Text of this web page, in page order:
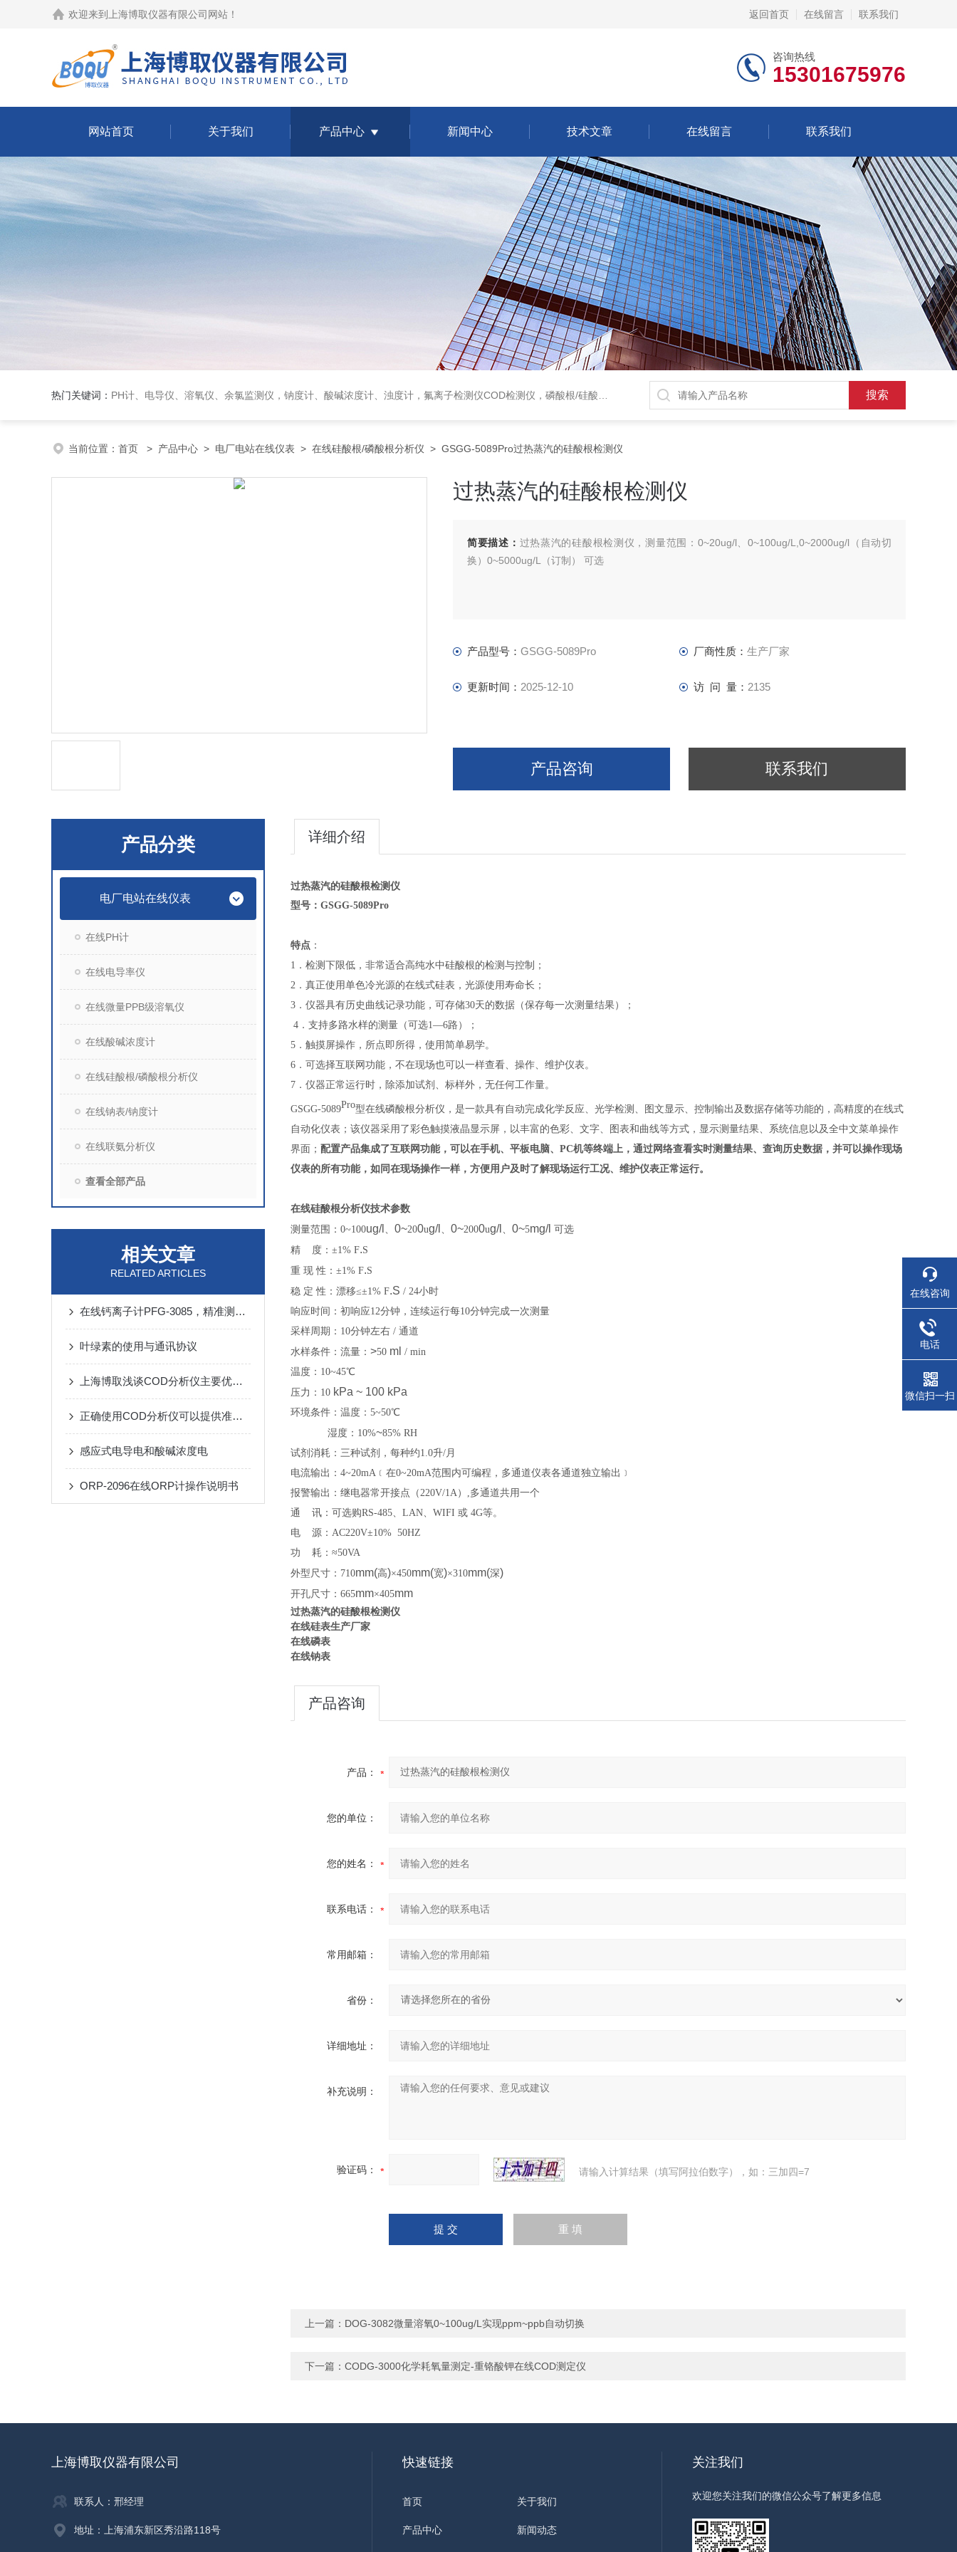
欢迎来到 上海博取仪器有限公司网站 ！ 返回首页 在线留言 联系我们
咨询热线
15301675976
网站首页 关于我们 产品中心 新闻中心 技术文章 在线留言 联系我们
热门关键词： PH计、电导仪、溶氧仪、余氯监测仪，钠度计、酸碱浓度计、浊度计，氟离子检测仪COD检测仪，磷酸根/硅酸根分析仪，PH电极、溶氧电极、电导电极
当前位置： 首页 > 产品中心 > 电厂电站在线仪表 > 在线硅酸根/磷酸根分析仪 > GSGG-5089Pro过热蒸汽的硅酸根检测仪
过热蒸汽的硅酸根检测仪
简要描述： 过热蒸汽的硅酸根检测仪，测量范围：0~20ug/l、0~100ug/L,0~2000ug/l（自动切
换）0~5000ug/L（订制） 可选
产品型号： GSGG-5089Pro 厂商性质： 生产厂家
更新时间： 2025-12-10 访 问 量： 2135
产品咨询 联系我们
产品分类
电厂电站在线仪表
在线PH计
在线电导率仪
在线微量PPB级溶氧仪
在线酸碱浓度计
在线硅酸根/磷酸根分析仪
在线钠表/钠度计
在线联氨分析仪
查看全部产品
相关文章
RELATED ARTICLES
在线钙离子计PFG-3085，精准测量，高效管理水硬度
叶绿素的使用与通讯协议
上海博取浅谈COD分析仪主要优势特征
正确使用COD分析仪可以提供准确、可靠的测量结果
感应式电导电和酸碱浓度电
ORP-2096在线ORP计操作说明书
详细介绍
过热蒸汽的硅酸根检测仪
型号：GSGG-5089Pro
特点 ：
1．检测下限低，非常适合高纯水中硅酸根的检测与控制；
2．真正使用单色冷光源的在线式硅表，光源使用寿命长；
3．仪器具有历史曲线记录功能，可存储30天的数据（保存每一次测量结果）；
4．支持多路水样的测量（可选1—6路）；
5．触摸屏操作，所点即所得，使用简单易学。
6．可选择互联网功能，不在现场也可以一样查看、操作、维护仪表。
7．仪器正常运行时，除添加试剂、标样外，无任何工作量。
GSGG-5089Pro型在线磷酸根分析仪，是一款具有自动完成化学反应、光学检测、图文显示、控制输出及数据存储等功能的，高精度的在线式
自动化仪表；该仪器采用了彩色触摸液晶显示屏，以丰富的色彩、文字、图表和曲线等方式，显示测量结果、系统信息以及全中文菜单操作
界面； 配置产品集成了互联网功能，可以在手机、平板电脑、PC机等终端上，通过网络查看实时测量结果、查询历史数据，并可以操作现场
仪表的所有功能，如同在现场操作一样，方便用户及时了解现场运行工况、维护仪表正常运行。
在线硅酸根分析仪技术参数
测量范围：0~100ug/l 0~200ug/l 0~2000ug/l 0~5mg/l 可选
精 度： ±1% F.S
重 现 性： ±1% F.S
稳 定 性：漂移≤±1% F.S / 24小时
响应时间：初响应12分钟，连续运行每10分钟完成一次测量
采样周期：10分钟左右 / 通道
水样条件：流量： >50 ml / min
温度：10~45℃
压力：10 kPa ~ 100 kPa
环境条件：温度：5~50℃
湿度： 10%~85% RH
试剂消耗：三种试剂，每种约1.0升/月
电流输出：4~20mA﹝在0~20mA范围内可编程，多通道仪表各通道独立输出﹞
报警输出：继电器常开接点（220V/1A）,多通道共用一个
通 讯：可选购RS-485、LAN、WIFI 或 4G等。
电 源：AC220V±10% 50HZ
功 耗：≈50VA
外型尺寸：710mm(高)×450mm(宽)×310mm(深)
开孔尺寸：665mm×405mm
过热蒸汽的硅酸根检测仪
在线硅表生产厂家
在线磷表
在线钠表
产品咨询
产品：
您的单位：
您的姓名：
联系电话：
常用邮箱：
省份：
详细地址：
补充说明：
验证码： 请输入计算结果（填写阿拉伯数字），如：三加四=7
上一篇： DOG-3082微量溶氧0~100ug/L实现ppm~ppb自动切换
下一篇： CODG-3000化学耗氧量测定-重铬酸钾在线COD测定仪
上海博取仪器有限公司
联系人：邢经理
地址：上海浦东新区秀沿路118号
快速链接
首页 关于我们
产品中心 新闻动态
关注我们
欢迎您关注我们的微信公众号了解更多信息
在线咨询
电话
微信扫一扫